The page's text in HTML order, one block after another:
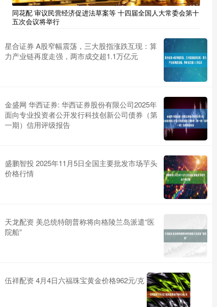
同花配 审议民营经济促进法草案等 十四届全国人大常委会第十
五次会议将举行
星合证券 A股窄幅震荡，三大股指涨跌互现：算
力产业链再度走强，两市成交超1.1万亿元
金盛网 华西证券: 华西证券股份有限公司2025年
面向专业投资者公开发行科技创新公司债券（第
一期）信用评级报告
盛鹏智投 2025年11月5日全国主要批发市场芋头
价格行情
天龙配资 美总统特朗普称将向格陵兰岛派遣“医
院船”
伍祥配资 4月4日六福珠宝黄金价格962元/克